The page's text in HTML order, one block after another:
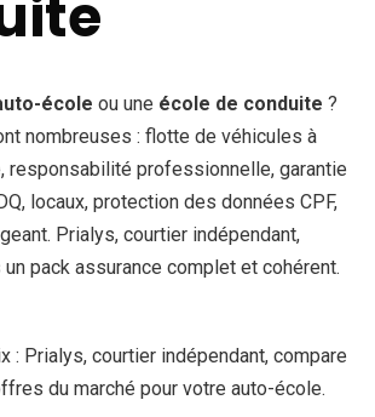
école ou une école de conduite ?
nombreuses : flotte de véhicules à
responsabilité professionnelle, garantie
locaux, protection des données CPF,
Prialys, courtier indépendant,
pack assurance complet et cohérent.
: Prialys, courtier indépendant, compare
du marché pour votre auto-école.